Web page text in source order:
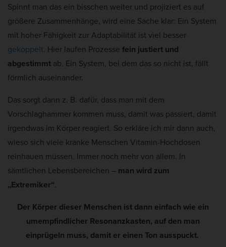
Spinnt man das ein bisschen weiter und projiziert es auf
größere Zusammenhänge, wird eine Sache klar: Ein System
mit hoher Fähigkeit zur Adaptabilität ist viel besser
gekoppelt. Hier laufen Prozesse fein justiert und
abgestimmt ab. Ein System, bei dem das so nicht ist, fällt
förmlich auseinander.
Das sorgt dann z. B. dafür, dass man mit dem
Vorschlaghammer kommen muss, damit was passiert, damit
irgendwas im Körper reagiert. So erkläre ich mir dann auch,
wieso sich viele kranke Menschen Vitamin-Hochdosen
reinhauen müssen. Immer noch mehr von allem. In
sämtlichen Lebensbereichen – man wird zum
„Extremiker“.
Der Körper dieser Menschen ist dann einfach wie ein
umempfindlicher Resonanzkasten, auf den man
einprügeln muss, damit er einen Ton ausspuckt.